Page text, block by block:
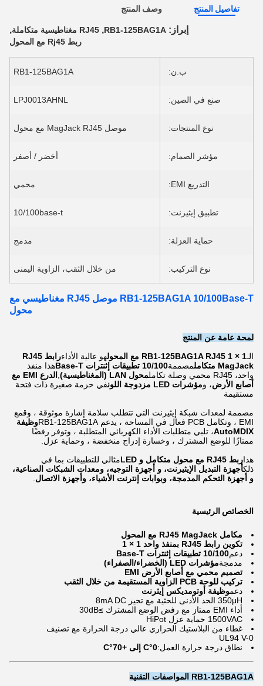
تفاصيل المنتج وصف المنتج
إبراز: RB1-125BAG1A
, RJ45 مغناطيسية متكاملة ,
ربط Rj45 مع المحول
ب.ن: RB1-125BAG1A
صنع في الصين: LPJ0013AHNL
نوع المنتجات: موصل MagJack RJ45 مع محول
مؤشر الصمام: أخضر / أصفر
التدريع EMI: محمي
تطبيق إيثيرنت: 10/100base-t
حماية العزلة: مدمج
نوع التركيب: من خلال الثقب، الزاوية اليمنى
RB1-125BAG1A 10/100Base-T موصل RJ45 مغناطيسي مع
محول
لمحة عامة عن المنتج
الـRB1-125BAG1A RJ45 1 × 1 مع المحول هو عالية الأداء
رابط RJ45
MagJack متكامل
مصممة10/100 تطبيقات إثنترات Base-T
هذا منفذ
واحد، RJ45 محمي وصلة تكامل
محول LAN (المغناطيسية)
الدرع EMI مع
أصابع الأرض، ومؤشرات LED مزدوجة اللون
في حزمة صغيرة ذات فتحة
مستقيمة
مصممة لمعدات شبكة إيثيرنت التي تتطلب سلامة إشارة موثوقة ، وقمع
EMI ، وتكامل PCB فعال في المساحة ، يدعم RB1-125BAG1A
وظيفة
AutoMDIX، تلبي متطلبات الأداء الكهربائي المتطلبة ، وتوفر رفضًا
ممتازًا للوضع المشترك ، وخسارة إدراج منخفضة ، وحماية عزل.
هذاربط RJ45 مع محول متكامل و LED
مثالي للتطبيقات بما في
ذلكأجهزة التبديل الإيثيرنت، و أجهزة التوجيه، ومعدات الشبكات الصناعية،
و أجهزة التحكم المدمجة، وبوابات إنترنت الأشياء، وأجهزة الاتصال
الخصائص الرئيسية
مكامل RJ45 MagJack مع المحول
تكوين رابط RJ45 بمنفذ واحد 1 × 1
دعم10/100 تطبيقات إثنترات Base-T
مدمجةمؤشرات LED (الخضراء/الصفراء)
تصميم محمي مع أصابع الأرض EMI
تركيب للوحة PCB الزاوية المستقيمة من خلال الثقب
دعموظيفة أوتومديكس إيثرنت
350μH الحد الأدنى للحثية مع تحيز 8mA DC
أداء EMI ممتاز مع رفض الوضع المشترك ≥30dB
1500VAC حماية عزل HiPot
غطاء من البلاستيك الحراري عالي درجة الحرارة مع تصنيف
UL94 V-0
نطاق درجة حرارة العمل:0°C إلى +70°C
RB1-125BAG1A المواصفات التقنية